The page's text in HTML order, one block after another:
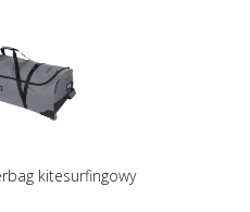
kitesurfingowy